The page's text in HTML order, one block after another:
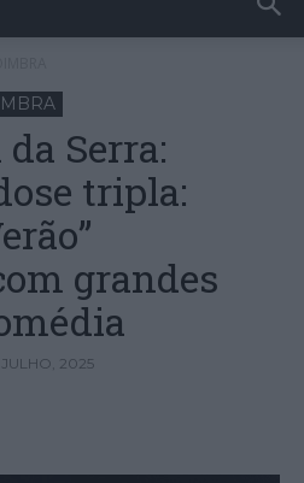
Serra:
tripla:
grandes
2025